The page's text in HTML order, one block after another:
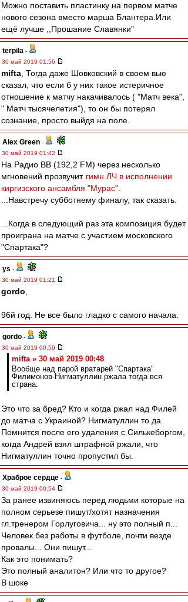
Можно поставить пластинку на первом матче
нового сезона вместо марша Блантера.Или
ещё лучше ,,Прошание Славянки"
terpila -
30 май 2019 01:56
mifta , Тогда даже Шовковский в своем вью
сказал, что если б у них такое истеричное
отношение к матчу накачивалось ( "Матч века",
" Матч тысячелетия"), то он бы потерял
сознание, просто выйдя на поле.
Alex Green -
30 май 2019 01:42
На Радио ВВ (192,2 FM) через несколько
мгновений прозвучит гимн ЛЧ в исполнении
киргизского ансамбля "Мурас"
...Навстречу субботнему финалу, так сказать.
...Когда в следующий раз эта композиция будет
проиграна на матче с участием московского
"Спартака"?
ys -
30 май 2019 01:21
gordo
96й год. Не все было гладко с самого начала.
gordo -
30 май 2019 00:59
mifta » 30 май 2019 00:48
Вообще над парой вратарей "Спартака"
Филимонов-Нигматуллин ржала тогда вся
страна.
Это что за бред? Кто и когда ржал над Филей
до матча с Украиной? Нигматуллин то да.
Помнится после его удаления с Силькеборгом,
когда Андрей взял штрафной ржали, что
Нигматуллин точно пропустил бы.
Храброе сердце -
30 май 2019 00:54
За ранее извиняюсь перед людьми которые на
полном серьезе пишут/хотят назначения
гл.тренером Горлуговича... ну это полный п...
Человек без работы в футболе, почти везде
провалы... Они пишут...
Как это понимать?
Это полный аналитон? Или что то другое?
В шоке